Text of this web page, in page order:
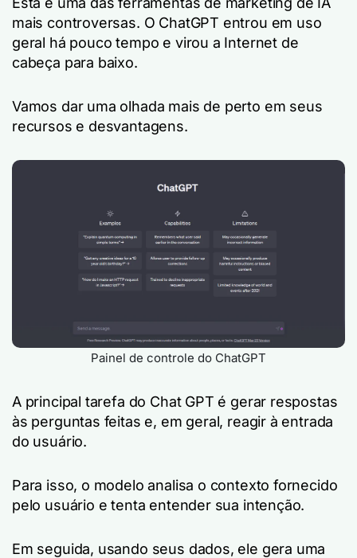
mais controversas. O ChatGPT entrou em uso
geral há pouco tempo e virou a Internet de
cabeça para baixo.
Vamos dar uma olhada mais de perto em seus
recursos e desvantagens.
Painel de controle do ChatGPT
A principal tarefa do Chat GPT é gerar respostas
às perguntas feitas e, em geral, reagir à entrada
do usuário.
Para isso, o modelo analisa o contexto fornecido
pelo usuário e tenta entender sua intenção.
Em seguida, usando seus dados, ele gera uma